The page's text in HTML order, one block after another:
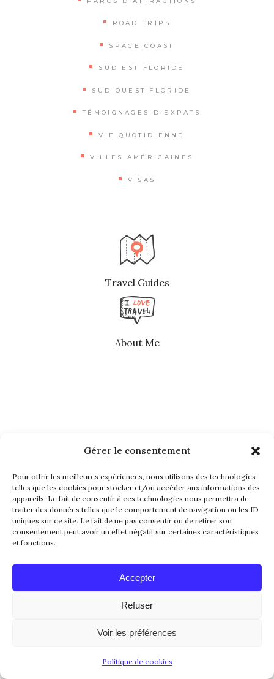
Gérer le consentement
Pour offrir les meilleures expériences, nous utilisons des technologies
telles que les cookies pour stocker et/ou accéder aux informations des
appareils. Le fait de consentir à ces technologies nous permettra de
traiter des données telles que le comportement de navigation ou les ID
uniques sur ce site. Le fait de ne pas consentir ou de retirer son
consentement peut avoir un effet négatif sur certaines caractéristiques
et fonctions.
Accepter
Refuser
Voir les préférences
Politique de cookies
ROAD TRIPS
SPACE COAST
SUD EST FLORIDE
SUD OUEST FLORIDE
TÉMOIGNAGES D'EXPATS
VIE QUOTIDIENNE
VILLES AMÉRICAINES
VISAS
Travel Guides
About Me
WE ARE HERE !
-83.8046° O